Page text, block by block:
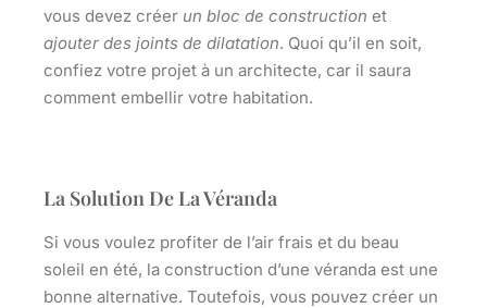
vous devez créer un bloc de construction et
ajouter des joints de dilatation. Quoi qu’il en soit,
confiez votre projet à un architecte, car il saura
comment embellir votre habitation.
La Solution De La Véranda
Si vous voulez profiter de l’air frais et du beau
soleil en été, la construction d’une véranda est une
bonne alternative. Toutefois, vous pouvez créer un